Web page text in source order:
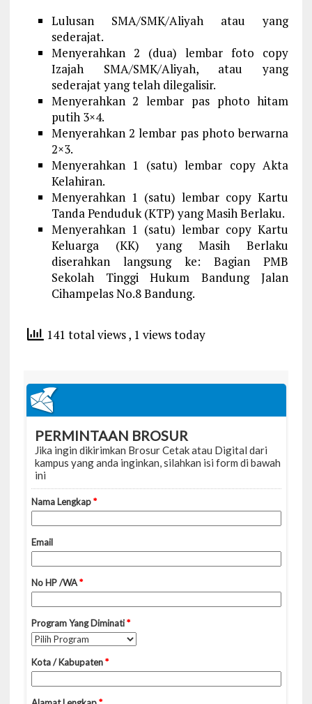
Lulusan SMA/SMK/Aliyah atau yang
sederajat.
Menyerahkan 2 (dua) lembar foto copy
Izajah SMA/SMK/Aliyah, atau yang
sederajat yang telah dilegalisir.
Menyerahkan 2 lembar pas photo hitam
putih 3×4.
Menyerahkan 2 lembar pas photo berwarna
2×3.
Menyerahkan 1 (satu) lembar copy Akta
Kelahiran.
Menyerahkan 1 (satu) lembar copy Kartu
Tanda Penduduk (KTP) yang Masih Berlaku.
Menyerahkan 1 (satu) lembar copy Kartu
Keluarga (KK) yang Masih Berlaku
diserahkan langsung ke: Bagian PMB
Sekolah Tinggi Hukum Bandung Jalan
Cihampelas No.8 Bandung.
141 total views, 1 views today